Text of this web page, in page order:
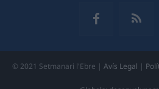
© 2021 Setmanari l'Ebre | Avís Legal |